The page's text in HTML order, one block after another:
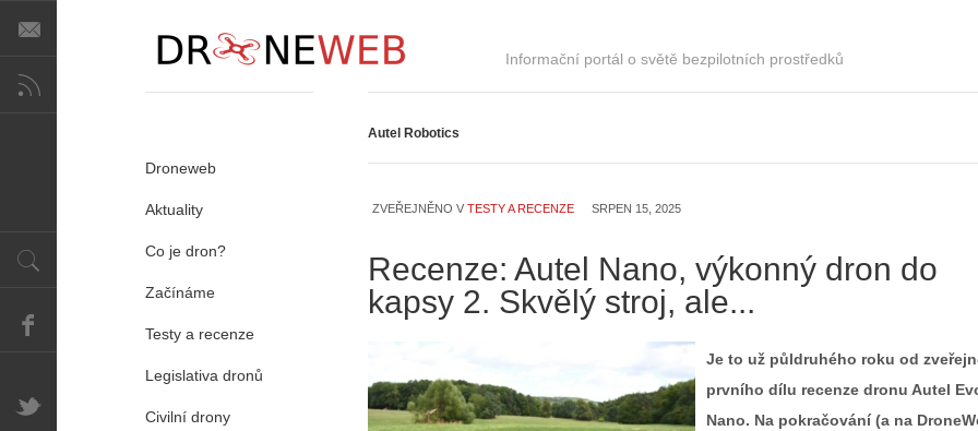
Informační portál o světě bezpilotních prostředků
Autel Robotics
ZVEŘEJNĚNO V TESTY A RECENZE SRPEN 15, 2025
Recenze: Autel Nano, výkonný dron do
kapsy 2. Skvělý stroj, ale...
Je to už půldruhého roku od
prvního dílu recenze dronu Autel
Nano. Na pokračování (a na
Droneweb
Aktuality
Co je dron?
Začínáme
Testy a recenze
Legislativa dronů
Civilní drony